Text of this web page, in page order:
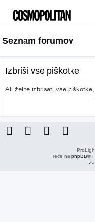
Seznam forumov
Izbriši vse piškotke
Ali želite izbrisati vse
Teče na phpBB®